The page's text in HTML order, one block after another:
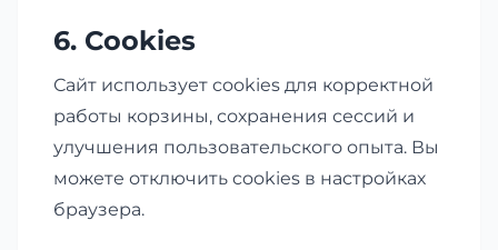
6. Cookies
Сайт использует cookies для корректной
работы корзины, сохранения сессий и
улучшения пользовательского опыта. Вы
можете отключить cookies в настройках
браузера.